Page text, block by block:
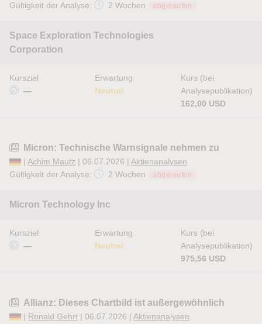
Gültigkeit der Analyse:
2 Wochen abgelaufen
Space Exploration Technologies
Corporation
Kursziel
—
Erwartung
Neutral
Kurs (bei
Analysepublikation)
162,00 USD
Micron: Technische Warnsignale nehmen zu
| Achim Mautz | 06.07.2026 | Aktienanalysen
Gültigkeit der Analyse:
2 Wochen abgelaufen
Micron Technology Inc
Kursziel
—
Erwartung
Neutral
Kurs (bei
Analysepublikation)
975,56 USD
Allianz: Dieses Chartbild ist außergewöhnlich
| Ronald Gehrt | 06.07.2026 | Aktienanalysen